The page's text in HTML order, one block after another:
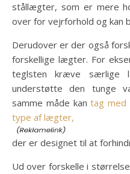
stållægter, som er mere
over for vejrforhold og kan
Derudover er der også
forskellige lægter. For
teglsten kræve
understøtte den tunge
samme måde kantag med
type af lægter,
der er designet til at
Ud over forskelle i